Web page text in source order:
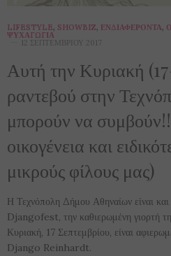
LIFESTYLE, SHOWBIZ, ΕΝΔΙΑΦΈΡΟΝΤΑ,
ΨΥΧΑΓΩΓΊΑ
12 ΣΕΠΤΕΜΒΡΊΟΥ 2017
Αυτή την Κυριακή
ραντεβού στην
μπορούν να
οικογένεια και
μικρούς φίλους μας)
Η Τεχνόπολη Δήμου Αθηναίων είναι και
Djangofest, την καθιερωμένη γιορτή
Κυριακή, 17 Σεπτεμβρίου, είναι
Django Reinhardt.